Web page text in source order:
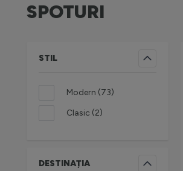
SPOTURI
STIL
Modern (73produse disponibile
)
Clasic (2produse disponibile
)
DESTINAȚIA